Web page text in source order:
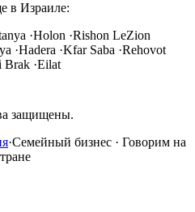
в Израиле:
·Holon ·Rishon LeZion
·Hadera ·Kfar Saba ·Rehovot
Brak ·Eilat
защищены.
·Семейный бизнес · Говорим на